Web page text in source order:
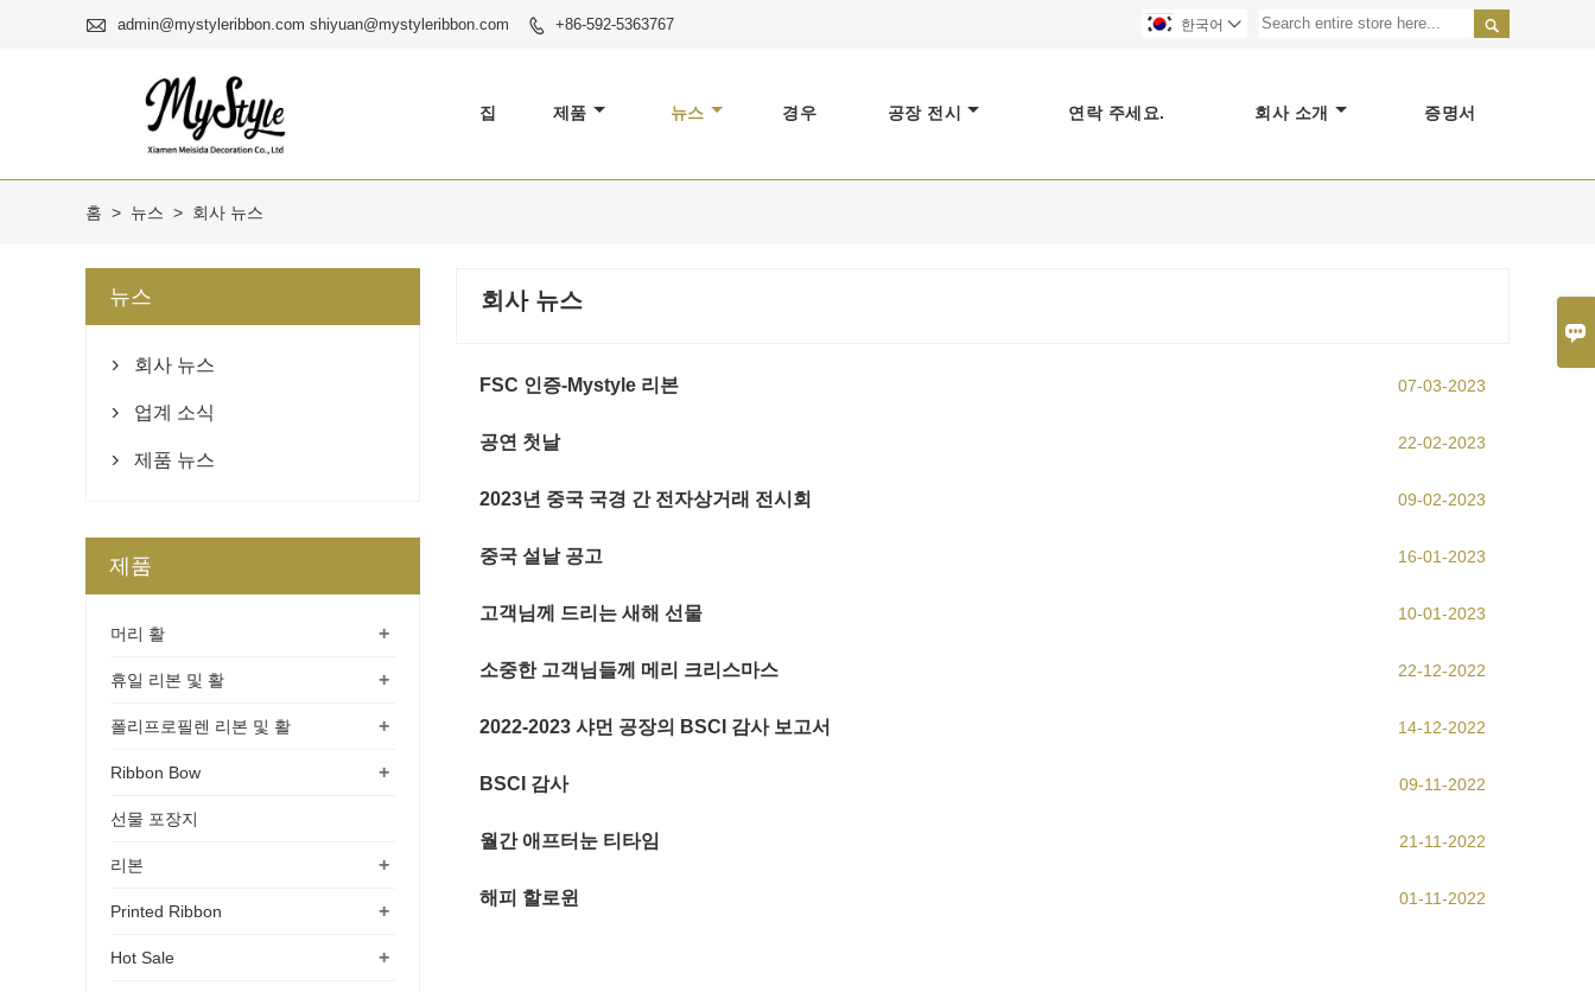

 admin@mystyleribbon.com shiyuan@mystyleribbon.com  +86-592-5363767 
한국어 
집 제품 뉴스 경우 공장 전시 연락 주세요. 회사 소개 증명서
홈 > 뉴스 > 회사 뉴스
회사 뉴스
07-03-2023
FSC 인증-Mystyle 리본
22-02-2023
공연 첫날
09-02-2023
2023년 중국 국경 간 전자상거래 전시회
16-01-2023
중국 설날 공고
10-01-2023
고객님께 드리는 새해 선물
22-12-2022
소중한 고객님들께 메리 크리스마스
14-12-2022
2022-2023 샤먼 공장의 BSCI 감사 보고서
09-11-2022
BSCI 감사
21-11-2022
월간 애프터눈 티타임
01-11-2022
해피 할로윈
뉴스
 회사 뉴스
 업계 소식
 제품 뉴스
제품
+
머리 활
+
휴일 리본 및 활
+
폴리프로필렌 리본 및 활
+
Ribbon Bow
선물 포장지
+
리본
+
Printed Ribbon
+
Hot Sale